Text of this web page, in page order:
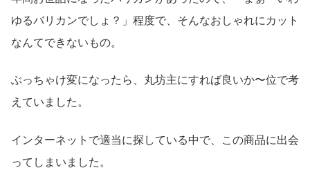
ゆるバリカンでしょ？」程度で、そんなおしゃれにカット
なんてできないもの。
ぶっちゃけ変になったら、丸坊主にすれば良いか〜位で考
えていました。
インターネットで適当に探している中で、この商品に出会
ってしまいました。